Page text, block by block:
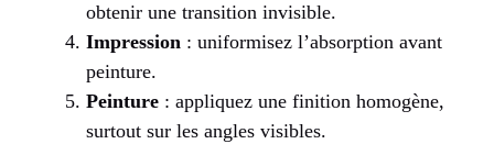
obtenir une transition invisible.
Impression : uniformisez l’absorption avant
peinture.
Peinture : appliquez une finition homogène,
surtout sur les angles visibles.